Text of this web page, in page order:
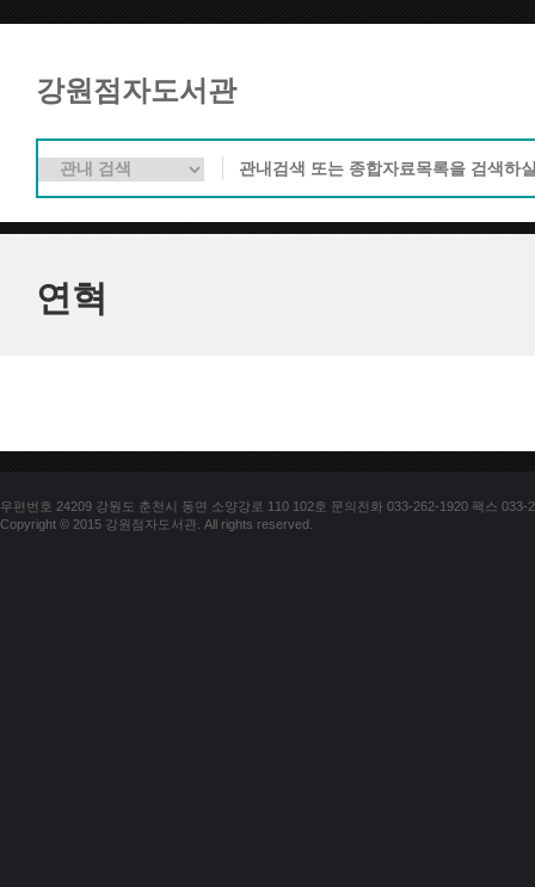
강원점자도서관
연혁
우편번호 24209 강원도 춘천시 동면 소양강로 110 102호 문의전화 033-262-1920 팩스 033-
Copyright © 2015 강원점자도서관. All rights reserved.